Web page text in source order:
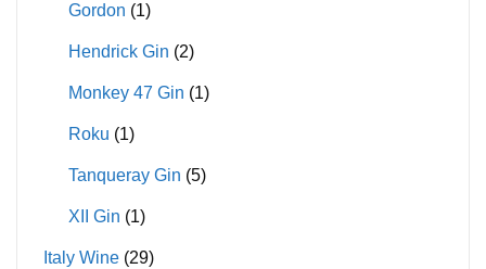
Gordon (1)
Hendrick Gin (2)
Monkey 47 Gin (1)
Roku (1)
Tanqueray Gin (5)
XII Gin (1)
Italy Wine (29)